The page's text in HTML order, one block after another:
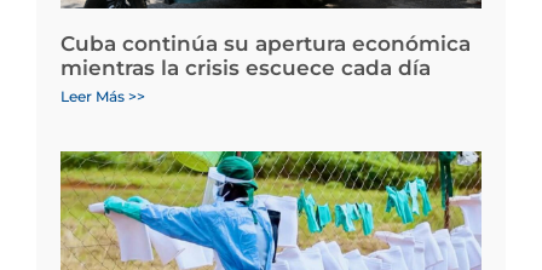
Cuba continúa su apertura económica
mientras la crisis escuece cada día
Leer Más >>